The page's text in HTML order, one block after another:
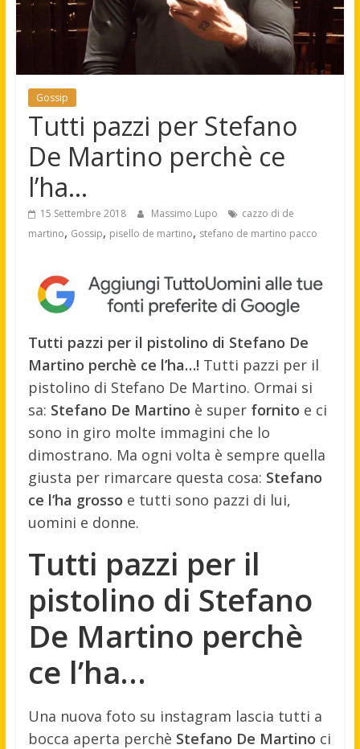
Gossip
Tutti pazzi per Stefano
De Martino perchè ce
l’ha…
15 Settembre 2018 Massimo Lupo
cazzo di de
martino, Gossip, pisello de martino, stefano de martino pacco
Tutti pazzi per il pistolino di Stefano De
Martino perchè ce l’ha…!Tutti pazzi per il
pistolino di Stefano De Martino. Ormai si
sa: Stefano De Martino è super fornito e ci
sono in giro molte immagini che lo
dimostrano. Ma ogni volta è sempre quella
giusta per rimarcare questa cosa: Stefano
ce l’ha grosso e tutti sono pazzi di lui,
uomini e donne.
Tutti pazzi per il
pistolino di Stefano
De Martino perchè
ce l’ha…
Una nuova foto su instagram lascia tutti a
bocca aperta perchè Stefano De Martino ci